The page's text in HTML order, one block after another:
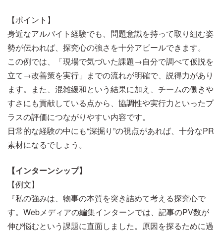
【ポイント】
身近なアルバイト経験でも、問題意識を持って取り組む姿
勢が伝われば、探究心の強さを十分アピールできます。
この例では、「現場で気づいた課題→自分で調べて仮説を
立て→改善策を実行」までの流れが明確で、説得力があり
ます。また、混雑緩和という結果に加え、チームの働きや
すさにも貢献している点から、協調性や実行力といったプ
ラスの評価につながりやすい内容です。
日常的な経験の中にも“深掘り”の視点があれば、十分なPR
素材になるでしょう。
【インターンシップ】
【例文】
『私の強みは、物事の本質を突き詰めて考える探究心で
す。Webメディアの編集インターンでは、記事のPV数が
伸び悩むという課題に直面しました。原因を探るために過